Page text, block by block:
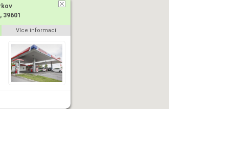
39601
Více informací